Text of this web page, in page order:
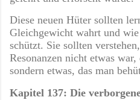
Diese neuen Hüter sollten
Gleichgewicht wahrt und
schützt. Sie sollten
Resonanzen nicht etwas
sondern etwas, das man
Kapitel 137: Die